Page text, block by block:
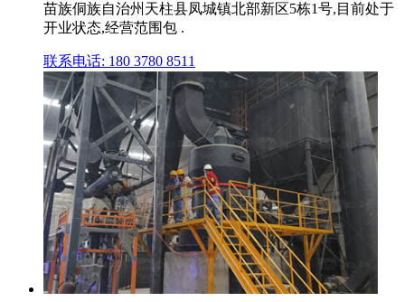
苗族侗族自治州天柱县凤城镇北部新区5栋1号,目前处于
开业状态,经营范围包 .
联系电话: 180 3780 8511